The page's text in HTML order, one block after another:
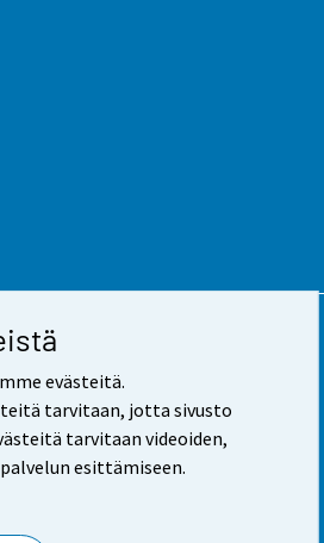
evästeitä.
tarvitaan, jotta sivusto
tarvitaan videoiden,
esittämiseen.